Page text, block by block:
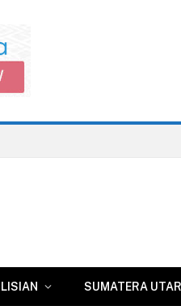
SUMATERA